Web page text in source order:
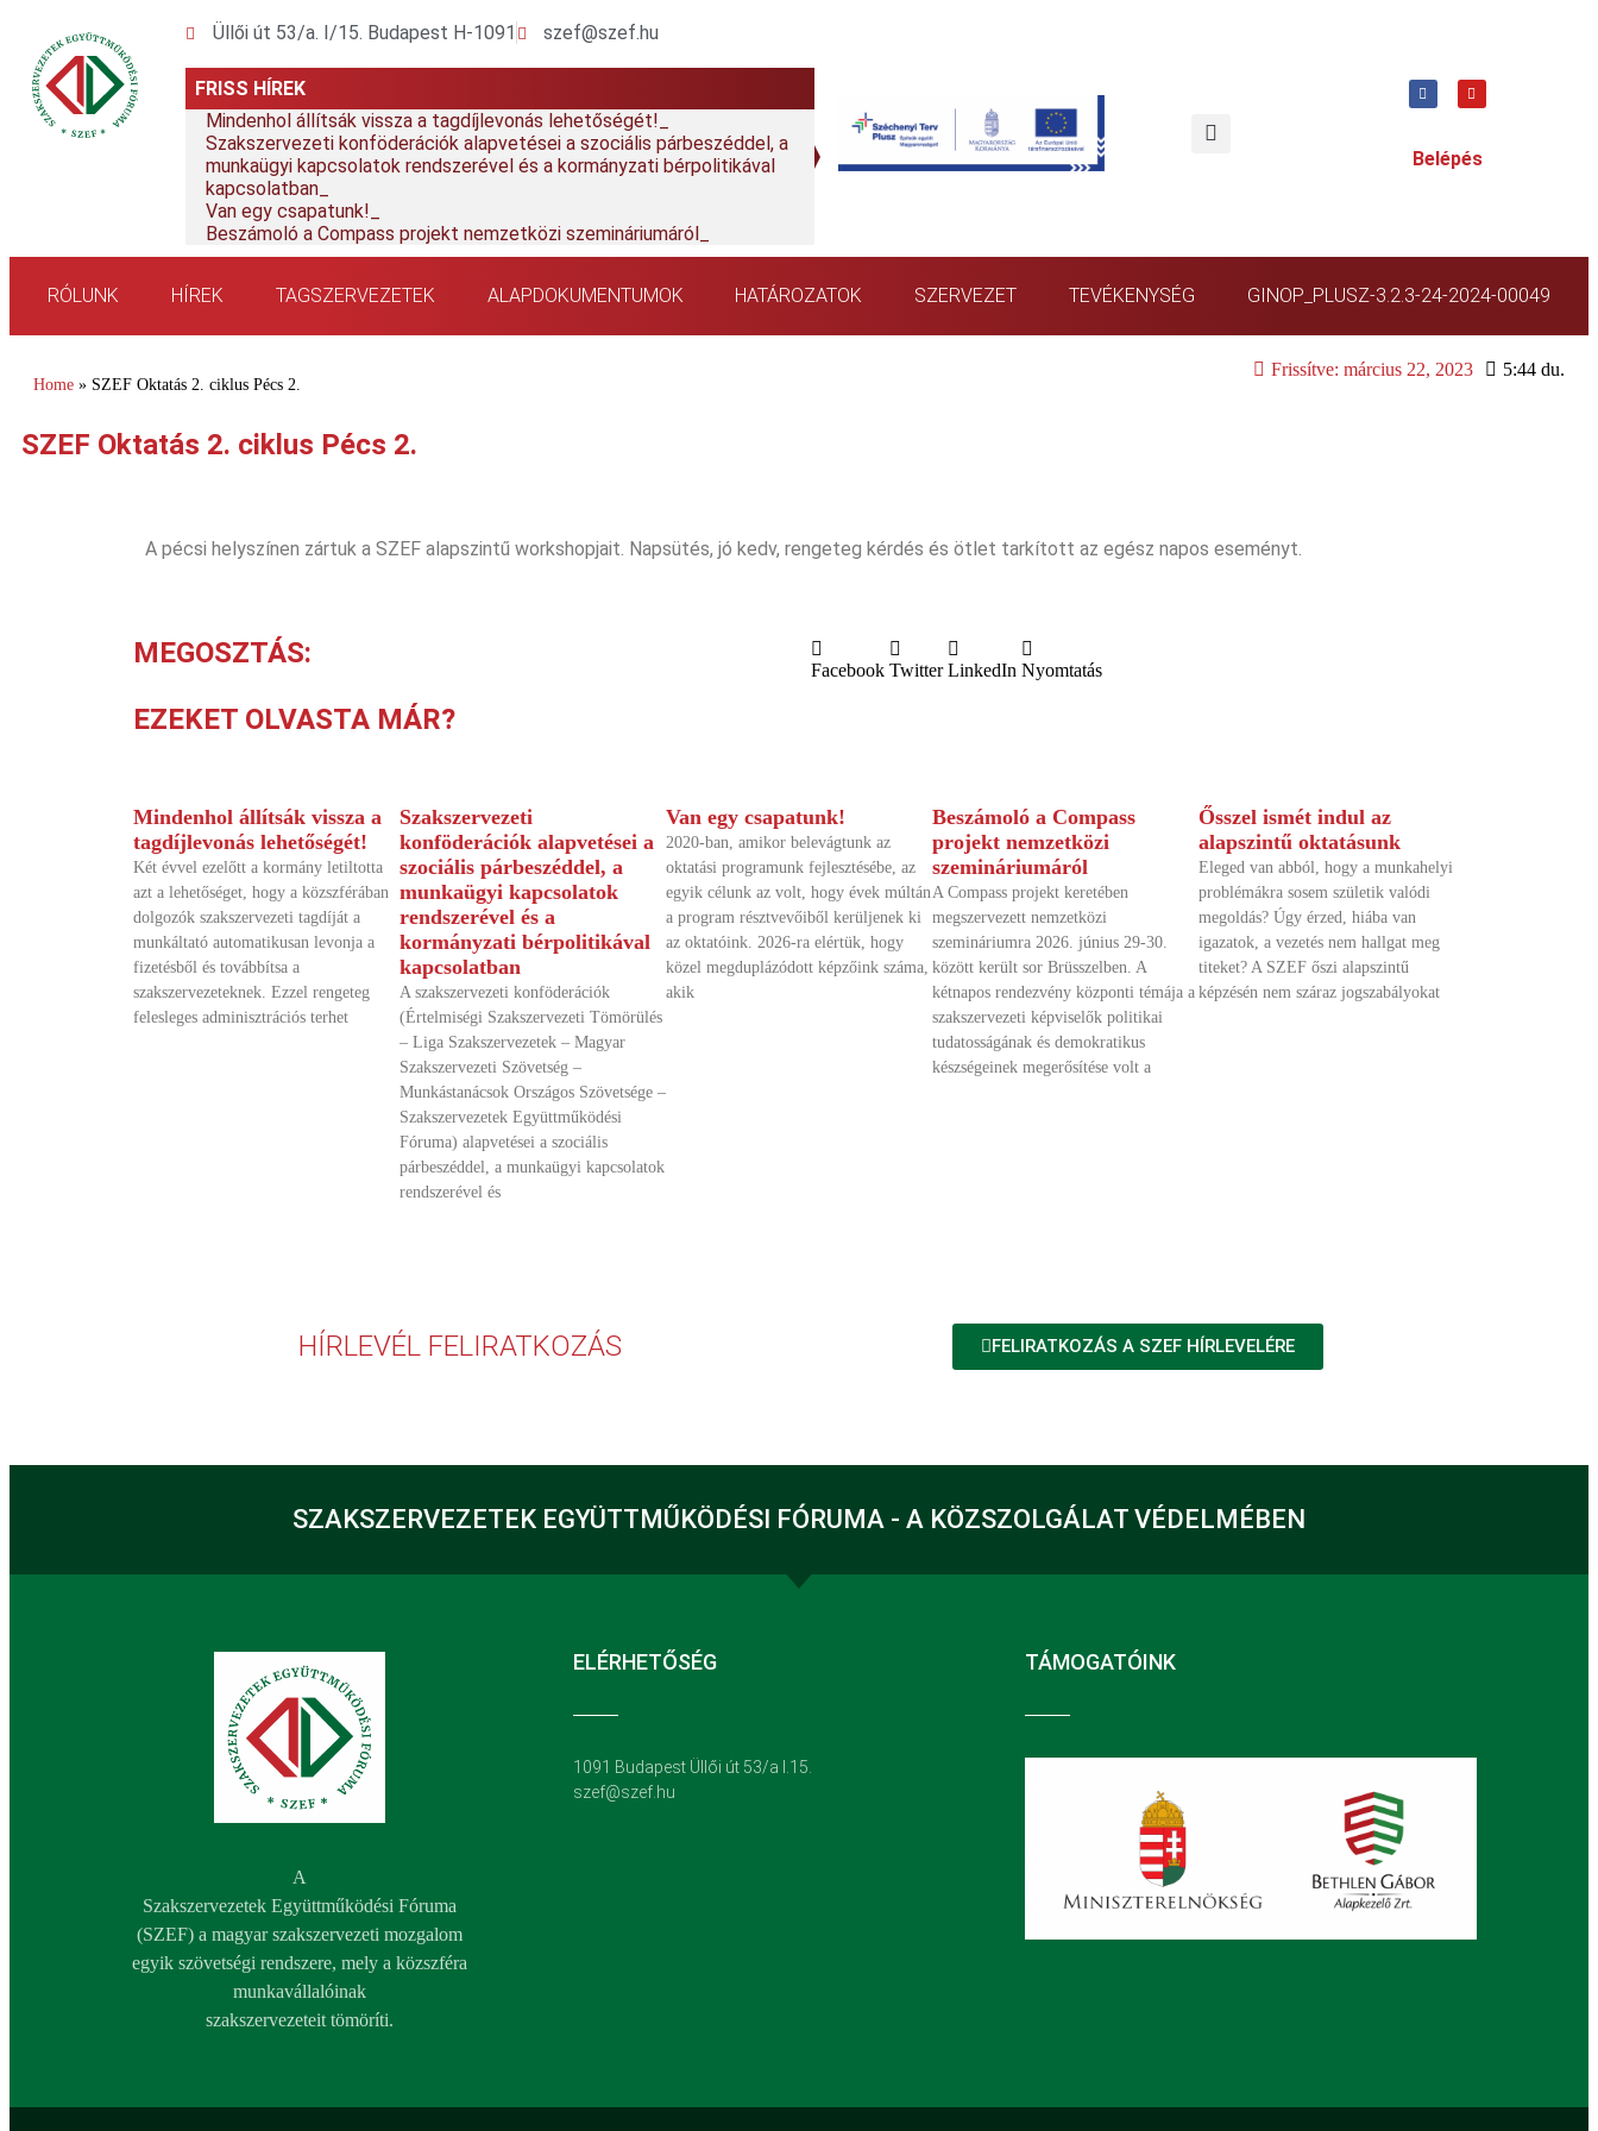
Üllői út 53/a. I/15. Budapest H-1091 szef@szef.hu
FRISS HÍREK
Mindenhol állítsák vissza a tagdíjlevonás lehetőségét!
Szakszervezeti konföderációk alapvetései a szociális párbeszéddel, a
munkaügyi kapcsolatok rendszerével és a kormányzati bérpolitikával
kapcsolatban
Van egy csapatunk!
Beszámoló a Compass projekt nemzetközi szemináriumáról
Belépés
RÓLUNK HÍREK TAGSZERVEZETEK ALAPDOKUMENTUMOK HATÁROZATOK SZERVEZET TEVÉKENYSÉG GINOP_PLUSZ-3.2.3-24-2024-00049
Home » SZEF Oktatás 2. ciklus Pécs 2.
Frissítve: március 22, 2023 5:44 du.
SZEF Oktatás 2. ciklus Pécs 2.
A pécsi helyszínen zártuk a SZEF alapszintű workshopjait. Napsütés, jó kedv, rengeteg kérdés és ötlet tarkított az egész napos eseményt.
MEGOSZTÁS:
Facebook Twitter LinkedIn Nyomtatás
EZEKET OLVASTA MÁR?
Mindenhol állítsák vissza a
tagdíjlevonás lehetőségét!
Két évvel ezelőtt a kormány letiltotta
azt a lehetőséget, hogy a közszférában
dolgozók szakszervezeti tagdíját a
munkáltató automatikusan levonja a
fizetésből és továbbítsa a
szakszervezeteknek. Ezzel rengeteg
felesleges adminisztrációs terhet
Szakszervezeti
konföderációk alapvetései a
szociális párbeszéddel, a
munkaügyi kapcsolatok
rendszerével és a
kormányzati bérpolitikával
kapcsolatban
A szakszervezeti konföderációk
(Értelmiségi Szakszervezeti Tömörülés
– Liga Szakszervezetek – Magyar
Szakszervezeti Szövetség –
Munkástanácsok Országos Szövetsége –
Szakszervezetek Együttműködési
Fóruma) alapvetései a szociális
párbeszéddel, a munkaügyi kapcsolatok
rendszerével és
Van egy csapatunk!
2020-ban, amikor belevágtunk az
oktatási programunk fejlesztésébe, az
egyik célunk az volt, hogy évek múltán
a program résztvevőiből kerüljenek ki
az oktatóink. 2026-ra elértük, hogy
közel megduplázódott képzőink száma,
akik
Beszámoló a Compass
projekt nemzetközi
szemináriumáról
A Compass projekt keretében
megszervezett nemzetközi
szemináriumra 2026. június 29-30.
között került sor Brüsszelben. A
kétnapos rendezvény központi témája a
szakszervezeti képviselők politikai
tudatosságának és demokratikus
készségeinek megerősítése volt a
Ősszel ismét indul az
alapszintű oktatásunk
Eleged van abból, hogy a munkahelyi
problémákra sosem születik valódi
megoldás? Úgy érzed, hiába van
igazatok, a vezetés nem hallgat meg
titeket? A SZEF őszi alapszintű
képzésén nem száraz jogszabályokat
HÍRLEVÉL FELIRATKOZÁS FELIRATKOZÁS A SZEF HÍRLEVELÉRE
SZAKSZERVEZETEK EGYÜTTMŰKÖDÉSI FÓRUMA - A KÖZSZOLGÁLAT VÉDELMÉBEN
A
Szakszervezetek Együttműködési Fóruma
(SZEF) a magyar szakszervezeti mozgalom
egyik szövetségi rendszere, mely a közszféra
munkavállalóinak
szakszervezeteit tömöríti.
ELÉRHETŐSÉG
1091 Budapest Üllői út 53/a I.15.
szef@szef.hu
TÁMOGATÓINK